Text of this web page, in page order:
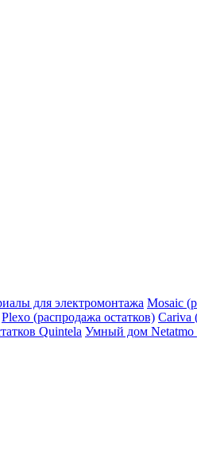
для электромонтажа Mosaic
Plexo (распродажа остатков) Cariva
Quintela Умный дом Netatmo